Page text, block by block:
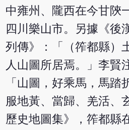
中雍州、隴西在今甘陝
四川樂山市。另據《後
列傳》：「（筰都縣）
人山圖所居焉。」李賢
「山圖，好乘馬，馬踏
服地黃、當歸、羌活、
歷史地圖集》，筰都縣